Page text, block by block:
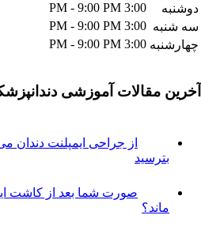
3:00 PM - 9:00 PM
3:00 PM - 9:00 PM
3:00 PM - 9:00 PM
مقالات آموزشی دندانپزشکی
از جراحی ایمپلنت دندان می
صورت شما بعد از کاشت